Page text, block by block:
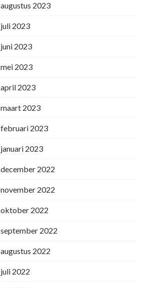
augustus 2023
juli 2023
juni 2023
mei 2023
april 2023
maart 2023
februari 2023
januari 2023
december 2022
november 2022
oktober 2022
september 2022
augustus 2022
juli 2022